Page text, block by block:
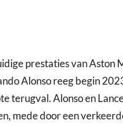
prestaties van Aston
Alonso reeg begin
terugval. Alonso en
mede door een